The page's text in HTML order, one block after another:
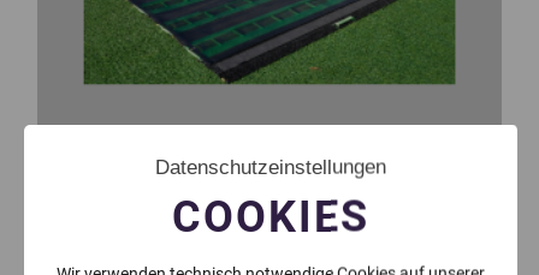
Datenschutzeinstellungen
COOKIES